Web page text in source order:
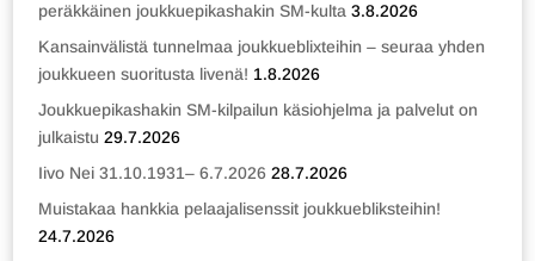
peräkkäinen joukkuepikashakin SM-kulta 3.8.2026
Kansainvälistä tunnelmaa joukkueblixteihin – seuraa yhden
joukkueen suoritusta livenä! 1.8.2026
Joukkuepikashakin SM-kilpailun käsiohjelma ja palvelut on
julkaistu 29.7.2026
Iivo Nei 31.10.1931– 6.7.2026 28.7.2026
Muistakaa hankkia pelaajalisenssit joukkuebliksteihin!
24.7.2026